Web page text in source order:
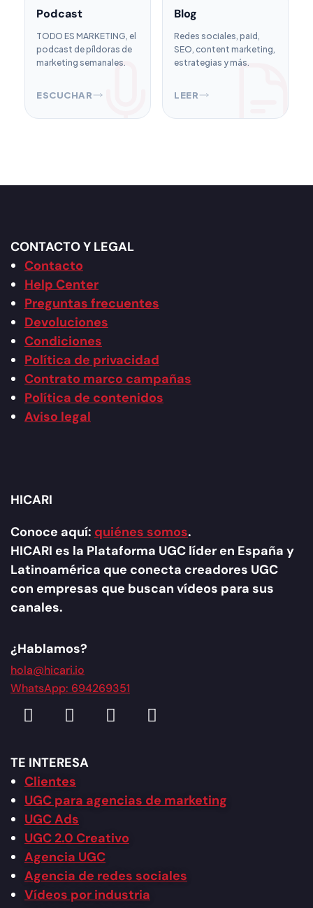
Podcast
TODO ES MARKETING, el
podcast de píldoras de
marketing semanales.
ESCUCHAR
Blog
Redes sociales, paid,
SEO, content marketing,
estrategias y más.
LEER
HICARI
Conoce aquí: quiénes somos.
HICARI es la Plataforma UGC líder en España y
Latinoamérica que conecta creadores UGC
con empresas que buscan vídeos para sus
canales.
¿Hablamos?
hola@hicari.io
WhatsApp: 694269351
TE INTERESA
Clientes
UGC para agencias de marketing
UGC Ads
UGC 2.0 Creativo
Agencia UGC
Agencia de redes sociales
Vídeos por industria
CONTACTO Y LEGAL
Contacto
Help Center
Preguntas frecuentes
Devoluciones
Condiciones
Política de privacidad
Contrato marco campañas
Política de contenidos
Aviso legal